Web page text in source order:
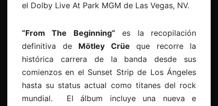
el Dolby Live At Park MGM de Las Vegas, NV.
“From The Beginning” es la recopilación
definitiva de Mötley Crüe que recorre la
histórica carrera de la banda desde sus
comienzos en el Sunset Strip de Los Ángeles
hasta su status actual como titanes del rock
mundial. El álbum incluye una nueva e